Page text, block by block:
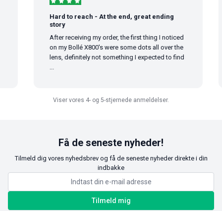
Hard to reach - At the end, great ending
story
After receiving my order, the first thing I noticed
on my Bollé X800's were some dots all over the
lens, definitely not something I expected to find
Viser vores 4- og 5-stjernede anmeldelser.
Få de seneste nyheder!
Tilmeld dig vores nyhedsbrev og få de seneste nyheder direkte i din
indbakke
Tilmeld mig